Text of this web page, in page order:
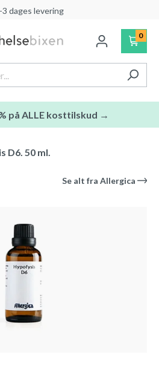
3 dages levering
0
på ALLE kosttilskud →
D6. 50 ml.
Se alt fra Allergica